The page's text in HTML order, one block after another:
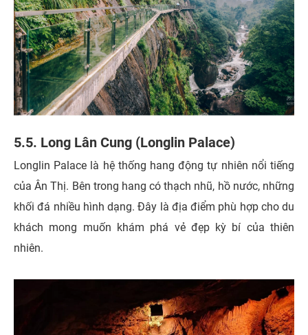
5.5. Long Lân Cung (Longlin Palace)
Longlin Palace là hệ thống hang động tự nhiên nổi tiếng
của Ân Thị. Bên trong hang có thạch nhũ, hồ nước, những
khối đá nhiều hình dạng. Đây là địa điểm phù hợp cho du
khách mong muốn khám phá vẻ đẹp kỳ bí của thiên
nhiên.